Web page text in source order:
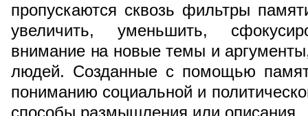
пропускаются сквозь фильтры
увеличить, уменьшить,
внимание на новые темы и
людей. Созданные с помощью
пониманию социальной и